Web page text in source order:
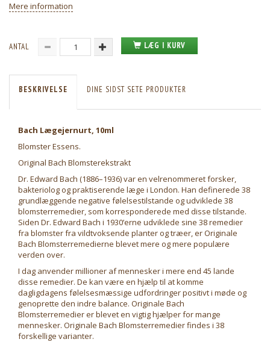
Mere information
ANTAL LÆG I KURV
BESKRIVELSE DINE SIDST SETE PRODUKTER
Bach Lægejernurt, 10ml
Blomster Essens.
Original Bach Blomsterekstrakt
Dr. Edward Bach (1886–1936) var en velrenommeret forsker,
bakteriolog og praktiserende læge i London. Han definerede 38
grundlæggende negative følelsestilstande og udviklede 38
blomsterremedier, som korresponderede med disse tilstande.
Siden Dr. Edward Bach i 1930’erne udviklede sine 38 remedier
fra blomster fra vildtvoksende planter og træer, er Originale
Bach Blomsterremedierne blevet mere og mere populære
verden over.
I dag anvender millioner af mennesker i mere end 45 lande
disse remedier. De kan være en hjælp til at komme
dagligdagens følelsesmæssige udfordringer positivt i møde og
genoprette den indre balance. Originale Bach
Blomsterremedier er blevet en vigtig hjælper for mange
mennesker. Originale Bach Blomsterremedier findes i 38
forskellige varianter.